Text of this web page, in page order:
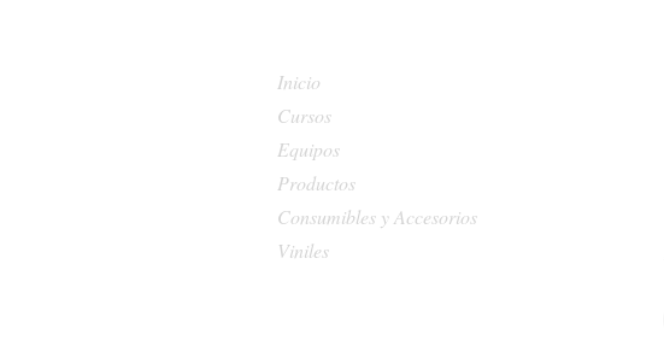
Inicio
Cursos
Equipos
Productos
Consumibles y Accesorios
Viniles